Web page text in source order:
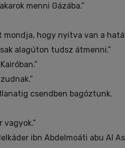
menni Gázába.”
mondja, hogy nyitva van a
alagúton tudsz átmenni.”
csendben bagóztunk.
vagyok.”
ibn Abdelmoáti abu Al